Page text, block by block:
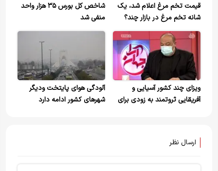
قیمت تخم مرغ اعلام شد، یک
شانه تخم مرغ در بازار چند؟
شاخص کل بورس ۳۵ هزار واحد
منفی شد
ویزای چند کشور آسیایی و
آفریقایی ثروتمند به زودی برای
آلودگی هوای پایتخت ودیگر
شهرهای کشور ادامه دارد
ارسال نظر